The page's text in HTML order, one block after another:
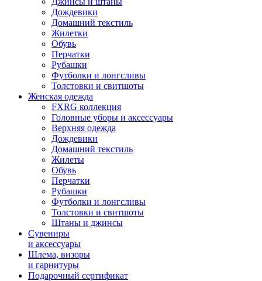
Дождевики
Домашний текстиль
Жилетки
Обувь
Перчатки
Рубашки
Футболки и лонгсливы
Толстовки и свитшоты
Женская одежда
FXRG коллекция
Головные уборы и аксессуары
Верхняя одежда
Дождевики
Домашний текстиль
Жилеты
Обувь
Перчатки
Рубашки
Футболки и лонгсливы
Толстовки и свитшоты
Штаны и джинсы
Сувениры
и аксессуары
Шлема, визоры
и гарнитуры
Подарочный сертификат